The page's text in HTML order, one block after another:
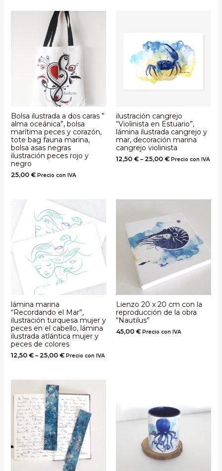
Bolsa ilustrada a dos caras ”
alma oceánica”, bolsa
marítima peces y corazón,
tote bag fauna marina,
bolsa asas negras
ilustración peces rojo y
negro
25,00 € Precio con IVA
ilustración cangrejo
“Violinista en Estuario”,
lámina ilustrada cangrejo y
mar, decoración marina
cangrejo violinista
12,50 € – 25,00 € Precio con IVA
lámina marina
“Recordando el Mar”,
ilustración turquesa mujer y
peces en el cabello, lámina
ilustrada atlántica mujer y
peces de colores
12,50 €– 25,00 € Precio con IVA
Lienzo 20 x 20 cm con la
reproducción de la obra
“Nautilus”
45,00 € Precio con IVA